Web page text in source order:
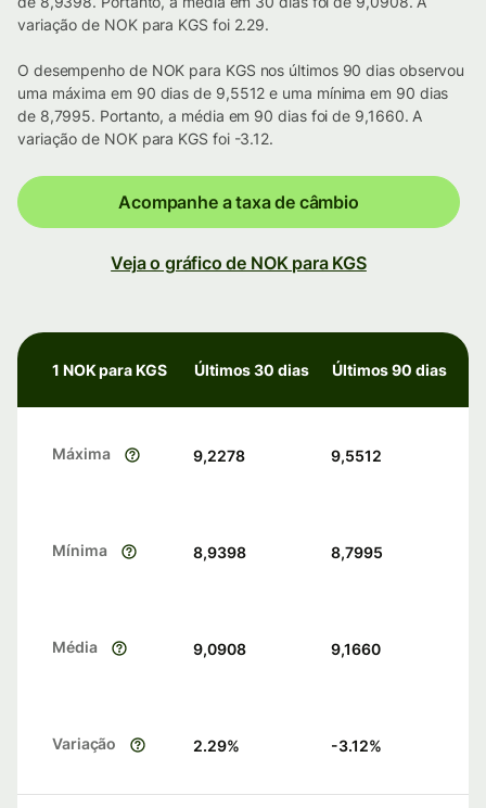
variação de NOK para KGS foi 2.29.
O desempenho de NOK para KGS nos últimos 90 dias observou
uma máxima em 90 dias de 9,5512 e uma mínima em 90 dias
de 8,7995. Portanto, a média em 90 dias foi de 9,1660. A
variação de NOK para KGS foi -3.12.
Acompanhe a taxa de câmbio
Veja o gráfico de NOK para KGS
1 NOK para KGS Últimos 30 dias Últimos 90 dias
Máxima 9,2278 9,5512
Mínima 8,9398 8,7995
Média 9,0908 9,1660
Variação 2.29% -3.12%